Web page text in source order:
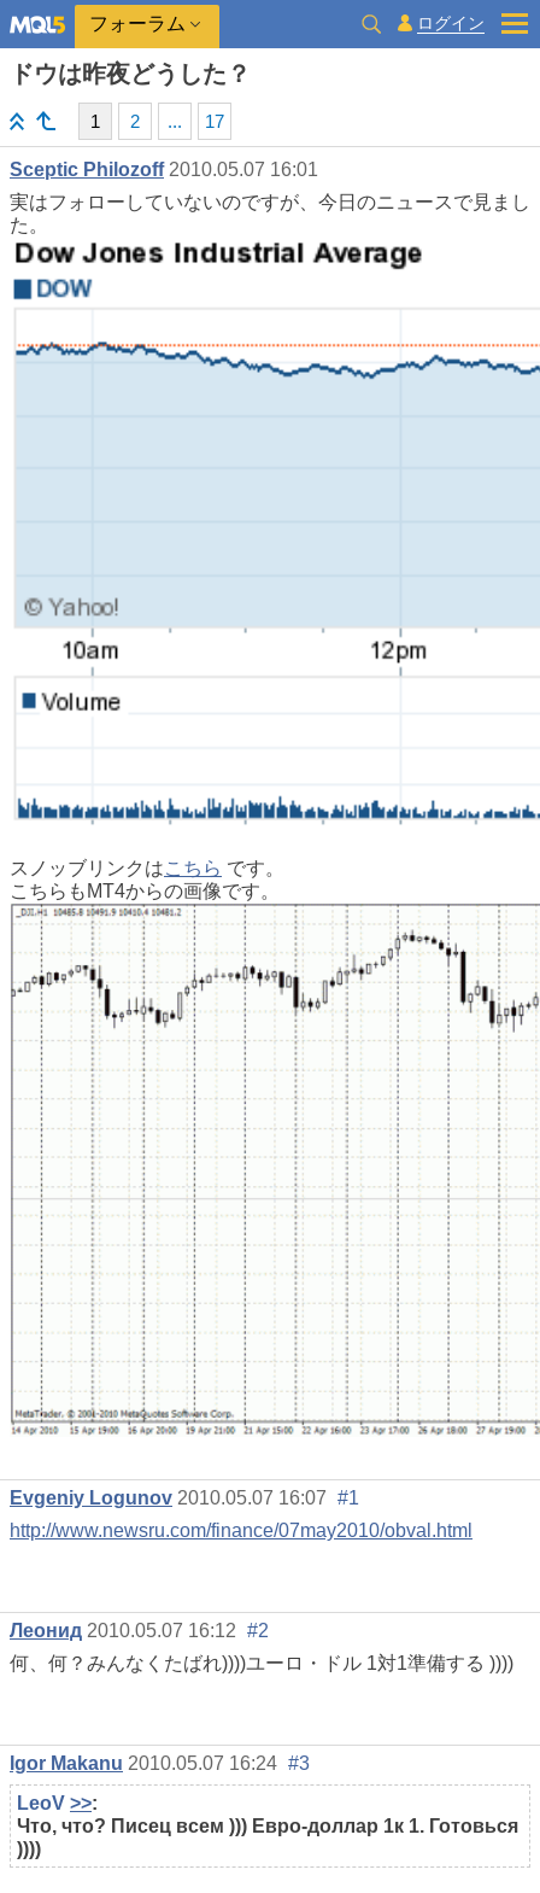
フォーラム ログイン
ドウは昨夜どうした？
1 2 ... 17
Sceptic Philozoff 2010.05.07 16:01
実はフォローしていないのですが、今日のニュースで見まし
た。
スノッブリンクはこちら です。
こちらもMT4からの画像です。
Evgeniy Logunov 2010.05.07 16:07 #1
http://www.newsru.com/finance/07may2010/obval.html
Леонид 2010.05.07 16:12 #2
何、何？みんなくたばれ))))ユーロ・ドル 1対1準備する ))))
Igor Makanu 2010.05.07 16:24 #3
LeoV >>:
Что, что? Писец всем ))) Евро-доллар 1к 1. Готовься
))))